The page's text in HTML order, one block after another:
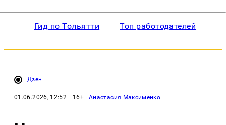
Гид по Тольятти Топ работодателей
Дзен
01.06.2026, 12:52 · 16+ ·Анастасия Максименко